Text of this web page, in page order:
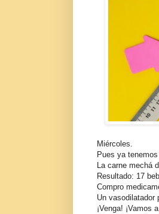
Miércoles.
Pues ya
La carne mechá
Resultado: 17
Compro
Un vasodilatador
¡Venga! ¡Vamos